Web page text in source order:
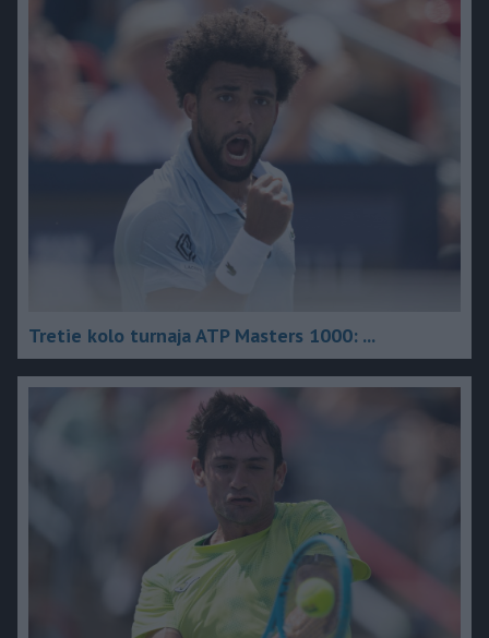
Tretie kolo turnaja ATP Masters 1000: ...